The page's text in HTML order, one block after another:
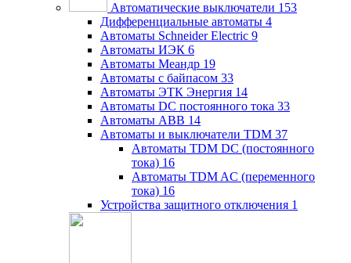
Автоматические выключатели 153
Дифференциальные автоматы 4
Автоматы Schneider Electric 9
Автоматы ИЭК 6
Автоматы Меандр 19
Автоматы с байпасом 33
Автоматы ЭТК Энергия 14
Автоматы DC постоянного тока 33
Автоматы ABB 14
Автоматы и выключатели TDM 37
Автоматы TDM DC (постоянного
тока) 16
Автоматы TDM AC (переменного
тока) 16
Устройства защитного отключения 1